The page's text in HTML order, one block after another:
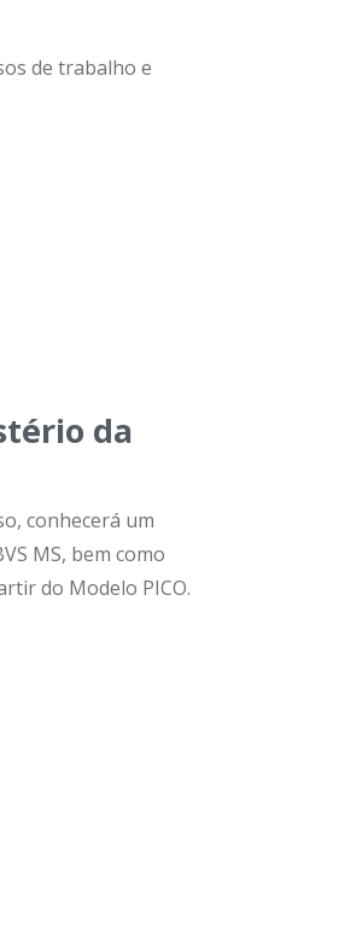
de trabalho e
da
conhecerá um
MS, bem como
do Modelo PICO.